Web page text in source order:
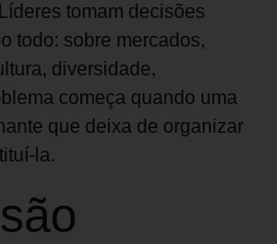
tomam decisões
todo: sobre mercados,
diversidade,
começa quando uma
que deixa de organizar
la.